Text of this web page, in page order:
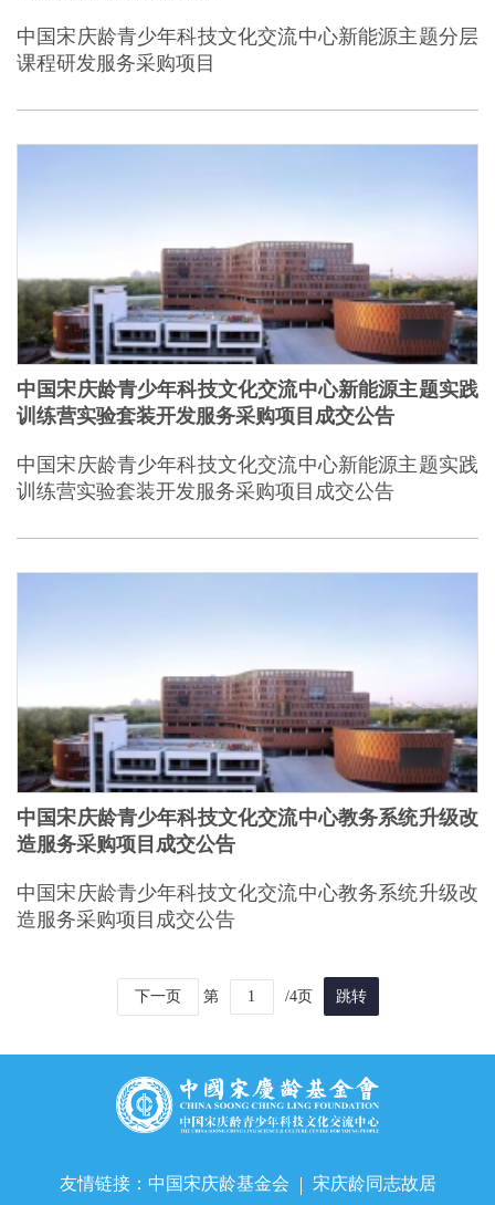
中国宋庆龄青少年科技文化交流中心新能源主题分层
课程研发服务采购项目
中国宋庆龄青少年科技文化交流中心新能源主题实践
训练营实验套装开发服务采购项目成交公告
中国宋庆龄青少年科技文化交流中心新能源主题实践
训练营实验套装开发服务采购项目成交公告
中国宋庆龄青少年科技文化交流中心教务系统升级改
造服务采购项目成交公告
中国宋庆龄青少年科技文化交流中心教务系统升级改
造服务采购项目成交公告
下一页 第 /4页 跳转
友情链接： 中国宋庆龄基金会 宋庆龄同志故居